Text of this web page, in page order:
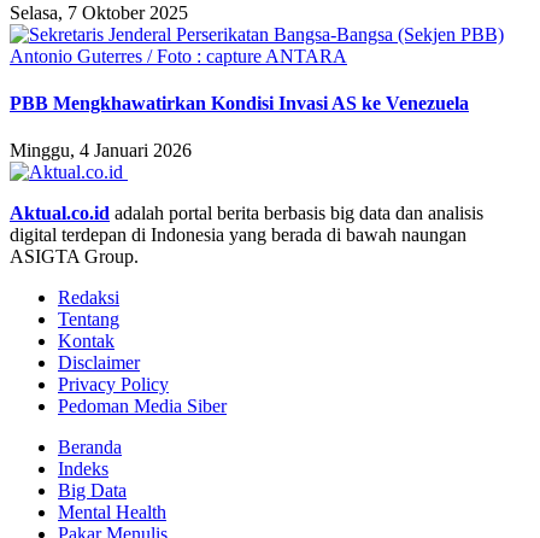
Selasa, 7 Oktober 2025
PBB Mengkhawatirkan Kondisi Invasi AS ke Venezuela
Minggu, 4 Januari 2026
Aktual.co.id adalah portal berita berbasis big data dan analisis
digital terdepan di Indonesia yang berada di bawah naungan
ASIGTA Group.
Redaksi
Tentang
Kontak
Disclaimer
Privacy Policy
Pedoman Media Siber
Beranda
Indeks
Big Data
Mental Health
Pakar Menulis